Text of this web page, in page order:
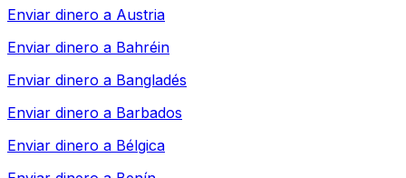
Enviar dinero a Austria
Enviar dinero a Bahréin
Enviar dinero a Bangladés
Enviar dinero a Barbados
Enviar dinero a Bélgica